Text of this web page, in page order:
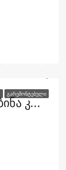
ᲒᲐᲠᲔᲛᲝᲜᲢᲔᲑᲣᲚᲘ
Ქირავდება 2 Ოთახიანი Ბინა Კარტოზიას Ქუჩაზე